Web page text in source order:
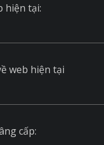
hiện tại:
web hiện tại
cấp: